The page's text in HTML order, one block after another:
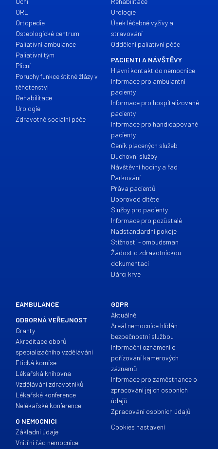
ORL
Ortopedie
Osteologické centrum
Paliativní ambulance
Paliativní tým
Plicní
Poruchy funkce štítné žlázy v
těhotenství
Rehabilitace
Urologie
Zdravotně sociální péče
Urologie
Úsek léčebné výživy a
stravování
Oddělení paliativní péče
PACIENTI A NÁVŠTĚVY
Hlavní kontakt do nemocnice
Informace pro ambulantní
pacienty
Informace pro hospitalizované
pacienty
Informace pro handicapované
pacienty
Ceník placených služeb
Duchovní služby
Návštěvní hodiny a řád
Parkování
Práva pacientů
Doprovod dítěte
Služby pro pacienty
Informace pro pozůstalé
Nadstandardní pokoje
Stížnosti - ombudsman
Žádost o zdravotnickou
dokumentaci
Dárci krve
EAMBULANCE
ODBORNÁ VEŘEJNOST
Granty
Akreditace oborů
specializačního vzdělávání
Etická komise
Lékařská knihovna
Vzdělávání zdravotníků
Lékařské konference
Nelékařské konference
O NEMOCNICI
Základní údaje
Vnitřní řád nemocnice
GDPR
Aktuálně
Areál nemocnice hlídán
bezpečnostní službou
Informační oznámení o
pořízování kamerových
záznamů
Informace pro zaměstnance o
zpracování jejich osobních
údajů
Zpracování osobních údajů
Cookies nastavení